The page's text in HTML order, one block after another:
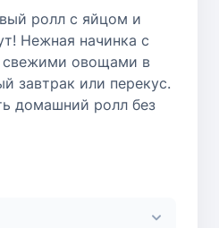
ролл с яйцом и
Нежная начинка с
овощами в
завтрак или перекус.
домашний ролл без